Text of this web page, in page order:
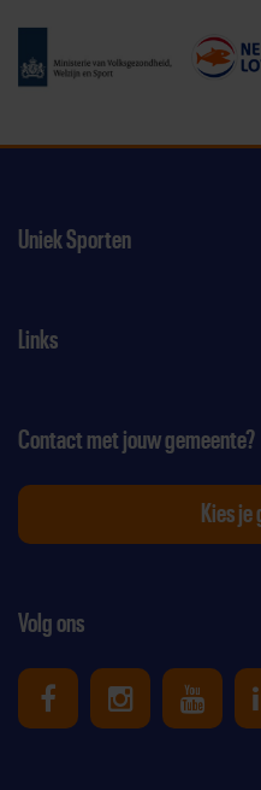
Uniek Sporten
Links
Volg ons
Uniek Sporten op
Uniek
Contact met jouw gemeente?
Kies